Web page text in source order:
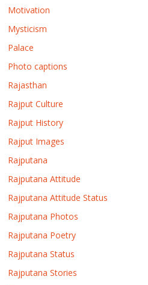
Motivation
Mysticism
Palace
Photo captions
Rajasthan
Rajput Culture
Rajput History
Rajput Images
Rajputana
Rajputana Attitude
Rajputana Attitude Status
Rajputana Photos
Rajputana Poetry
Rajputana Status
Rajputana Stories